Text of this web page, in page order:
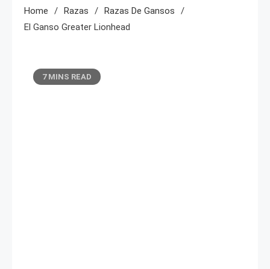
Home Razas
Razas De Gansos
El Ganso Greater Lionhead
7 MINS READ